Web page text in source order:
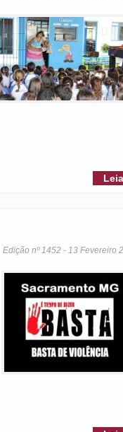
Edição nº 1452 - 13 Fevereiro